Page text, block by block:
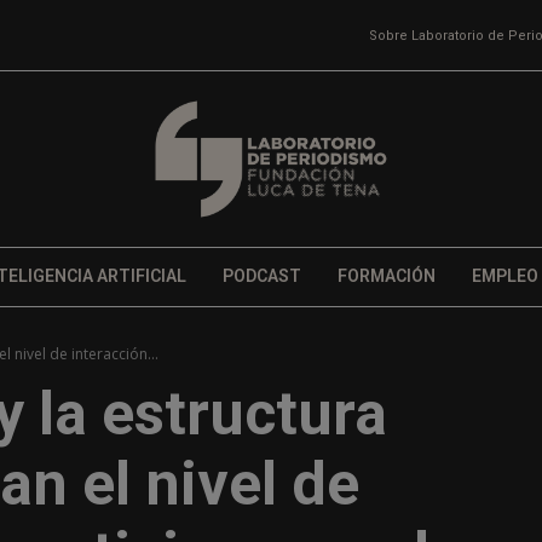
Sobre Laboratorio de
ARTIFICIAL PODCAST FORMACIÓN EMPLEO
nivel de interacción...
la estructura
el nivel de